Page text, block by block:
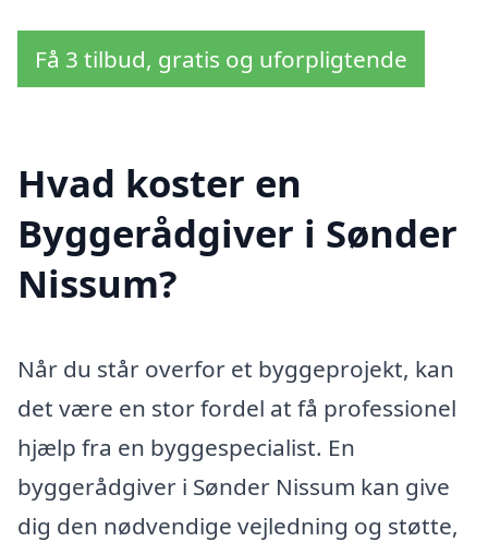
Få 3 tilbud, gratis og uforpligtende
Hvad koster en
Byggerådgiver i Sønder
Nissum?
Når du står overfor et byggeprojekt, kan
det være en stor fordel at få professionel
hjælp fra en byggespecialist. En
byggerådgiver i Sønder Nissum kan give
dig den nødvendige vejledning og støtte,